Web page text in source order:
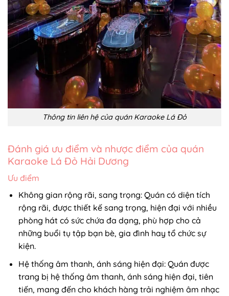
Thông tin liên hệ của quán Karaoke Lá Đỏ
Đánh giá ưu điểm và nhược điểm của quán
Karaoke Lá Đỏ Hải Dương
Ưu điểm
Không gian rộng rãi, sang trọng: Quán có diện tích
rộng rãi, được thiết kế sang trọng, hiện đại với nhiều
phòng hát có sức chứa đa dạng, phù hợp cho cả
những buổi tụ tập bạn bè, gia đình hay tổ chức sự
kiện.
Hệ thống âm thanh, ánh sáng hiện đại: Quán được
trang bị hệ thống âm thanh, ánh sáng hiện đại, tiên
tiến, mang đến cho khách hàng trải nghiệm âm nhạc